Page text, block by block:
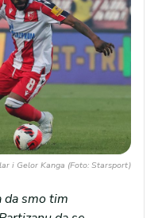
i Gelor Kanga (Foto: Starsport)
da smo tim